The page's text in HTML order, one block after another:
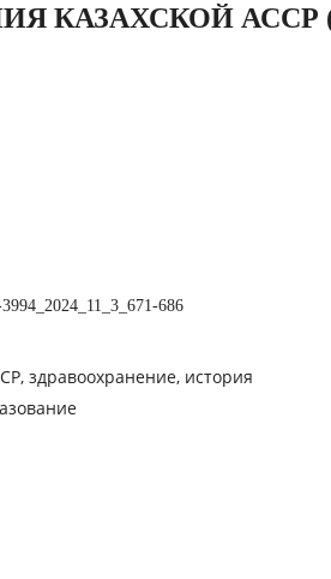
КАЗАХСКОЙ АССР
686
здравоохранение, история